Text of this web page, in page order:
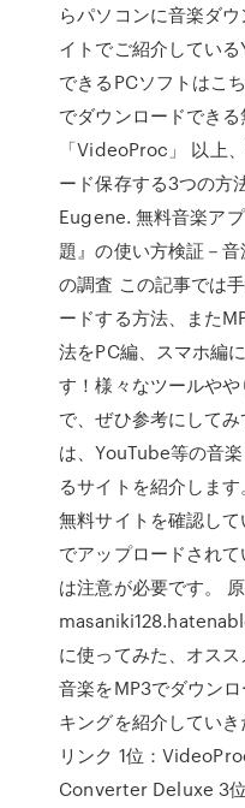
らパソコンに音楽ダ
イトでご紹介してい
できるPCソフトは
でダウンロードでき
「VideoProc」 以上
ード保存する3つの方
Eugene. 無料音楽ア
題』の使い方検証－
の調査 この記事では
ードする方法、また
法をPC編、スマホ編
す！様々なツールや
で、ぜひ参考にして
は、YouTube等の音
るサイトを紹介しま
無料サイトを確認し
でアップロードされ
は注意が必要です。
に使ってみた、オス
音楽をMP3でダウン
キングを紹介してい
リンク 1位：
Converter Deluxe 3